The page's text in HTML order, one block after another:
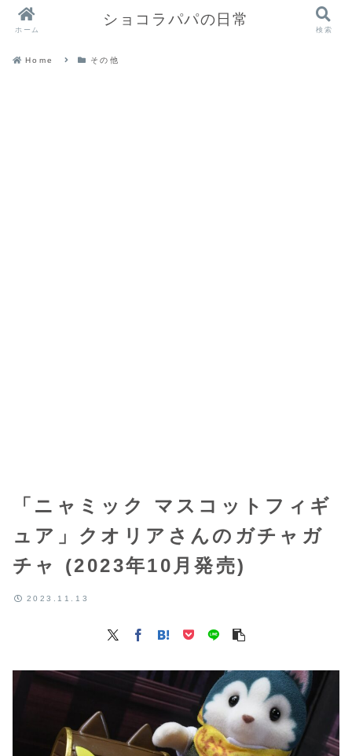
Home その他
「ニャミック マスコットフィギ
ュア」クオリアさんのガチャガ
チャ (2023年10月発売)
2023.11.13
ホーム
ショコラパパの日常
検索